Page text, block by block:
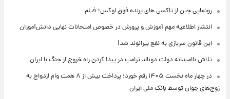
رونمایی چین از تاکسی های پرنده فوق لوکس+ فیلم
انتشار اطلاعیه مهم آموزش و پرورش در خصوص امتحانات نهایی دانش‌آموزان
این قانون سربازی به نفع بیرانوند شد!
تلاش ناامیدانه‌ دولت دونالد ترامپ در پیدا کردن راه خروج از جنگ با ایران
در چهار ماه نخست ۱۴۰۵ رقم خورد؛ پرداخت بیش از ۸ همت وام ازدواج به
زوج‌های جوان توسط بانک ملی ایران